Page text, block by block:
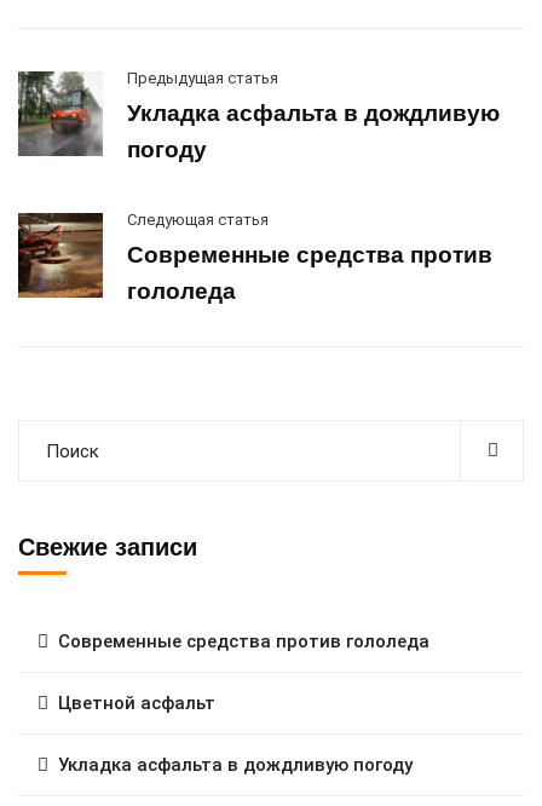
Предыдущая статья
Укладка асфальта в дождливую
погоду
Следующая статья
Современные средства против
гололеда
Свежие записи
Современные средства против гололеда
Цветной асфальт
Укладка асфальта в дождливую погоду